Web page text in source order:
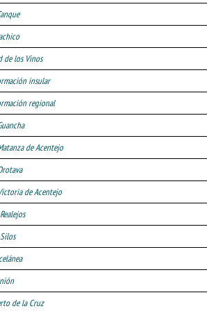
de los Vinos
insular
regional
de Acentejo
de Acentejo
de la Cruz